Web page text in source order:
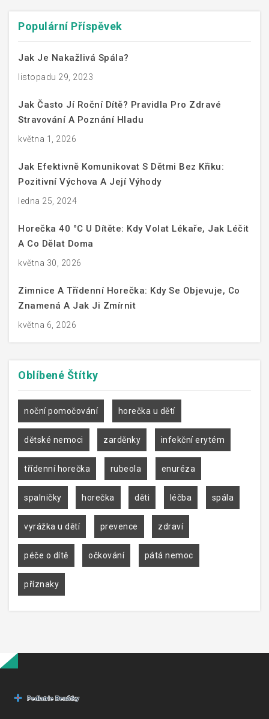
Populární Příspěvek
Jak Je Nakažlivá Spála?
listopadu 29, 2023
Jak Často Jí Roční Dítě? Pravidla Pro Zdravé
Stravování A Poznání Hladu
května 1, 2026
Jak Efektivně Komunikovat S Dětmi Bez Křiku:
Pozitivní Výchova A Její Výhody
ledna 25, 2024
Horečka 40 °C U Dítěte: Kdy Volat Lékaře, Jak Léčit
A Co Dělat Doma
května 30, 2026
Zimnice A Třídenní Horečka: Kdy Se Objevuje, Co
Znamená A Jak Ji Zmírnit
května 6, 2026
Oblíbené Štítky
noční pomočování horečka u dětí
dětské nemoci zarděnky infekční erytém
třídenní horečka rubeola enuréza
spalničky horečka děti léčba spála
vyrážka u dětí prevence zdraví
péče o dítě očkování pátá nemoc
příznaky